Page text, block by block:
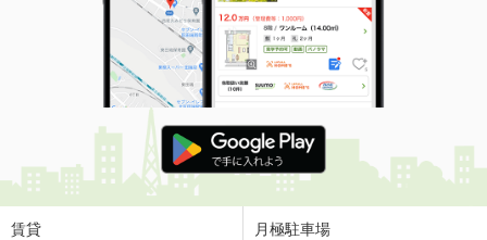
価 格
16万円
住 所
北海道旭川市一条通７丁目
専有面積 50.25m²
間取り
1LDK
北海道北見市川沿町
価 格
住 所
北海道北見市川沿町
賃貸 月極駐車場